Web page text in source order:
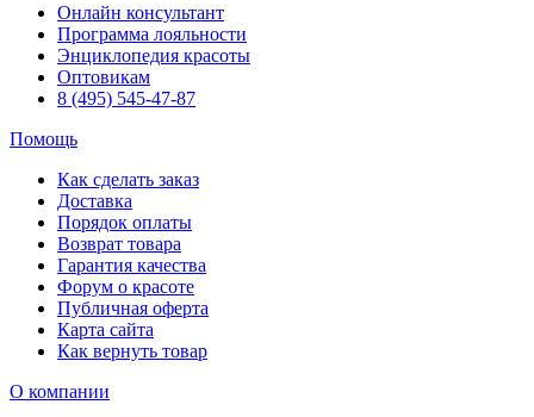
Онлайн консультант
Программа лояльности
Энциклопедия красоты
Оптовикам
8 (495) 545-47-87
Помощь
Как сделать заказ
Доставка
Порядок оплаты
Возврат товара
Гарантия качества
Форум о красоте
Публичная оферта
Карта сайта
Как вернуть товар
О компании